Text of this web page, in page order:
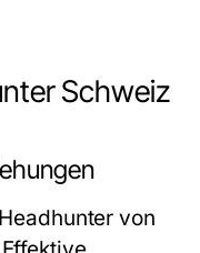
Schweiz
von